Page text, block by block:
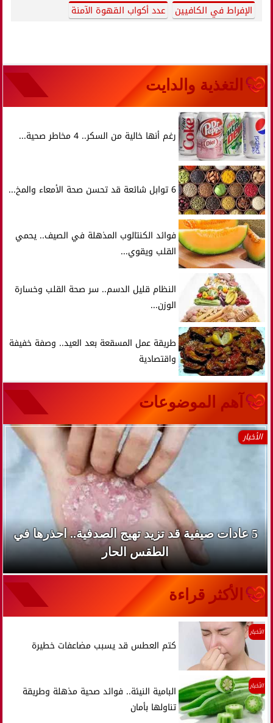
الإفراط في الكافيين
عدد أكواب القهوة الآمنة
التغذية والدايت
رغم أنها خالية من السكر.. 4 مخاطر صحية...
6 توابل شائعة قد تحسن صحة الأمعاء والمخ...
فوائد الكنتالوب المذهلة في الصيف.. يحمي
القلب ويقوي...
النظام قليل الدسم.. سر صحة القلب وخسارة
الوزن...
طريقة عمل المسقعة بعد العيد.. وصفة خفيفة
واقتصادية
آهم الموضوعات
الأخبار
5 عادات صيفية قد تزيد تهيج الصدفية.. احذرها في
الطقس الحار
الأكثر قراءة
الأخبار
كتم العطس قد يسبب مضاعفات خطيرة
الأخبار
البامية النيئة.. فوائد صحية مذهلة وطريقة
تناولها بأمان